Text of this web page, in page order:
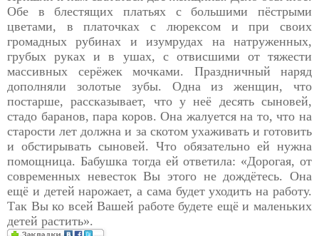
Обе в блестящих платьях с большими пёстрыми
цветами, в платочках с люрексом и при своих
громадных рубинах и изумрудах на натруженных,
грубых руках и в ушах, с отвисшими от тяжести
массивных серёжек мочками. Праздничный наряд
дополняли золотые зубы. Одна из женщин, что
постарше, рассказывает, что у неё десять сыновей,
стадо баранов, пара коров. Она жалуется на то, что на
старости лет должна и за скотом ухаживать и готовить
и обстирывать сыновей. Что обязательно ей нужна
помощница. Бабушка тогда ей ответила: «Дорогая, от
современных невесток Вы этого не дождётесь. Она
ещё и детей нарожает, а сама будет уходить на работу.
Так Вы ко всей Вашей работе будете ещё и маленьких
детей растить».